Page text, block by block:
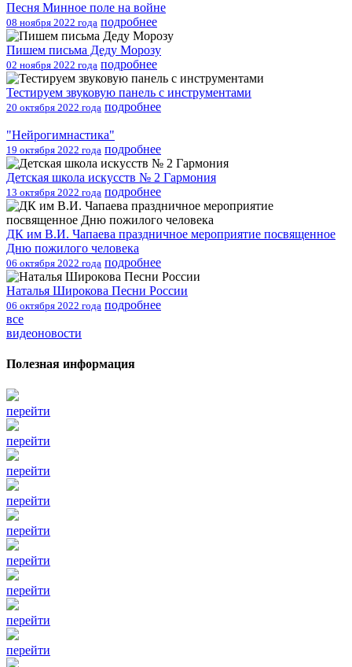
Песня Минное поле на войне
08 ноября 2022 года подробнее
Пишем письма Деду Морозу
02 ноября 2022 года подробнее
Тестируем звуковую панель с инструментами
20 октября 2022 года подробнее
"Нейрогимнастика"
19 октября 2022 года подробнее
Детская школа искусств № 2 Гармония
13 октября 2022 года подробнее
ДК им В.И. Чапаева праздничное мероприятие посвященное
Дню пожилого человека
06 октября 2022 года подробнее
Наталья Широкова Песни России
06 октября 2022 года подробнее
все
видеоновости
Полезная информация
перейти
перейти
перейти
перейти
перейти
перейти
перейти
перейти
перейти